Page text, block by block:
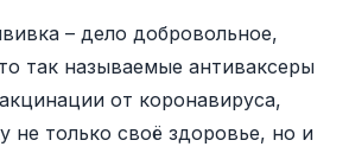
– дело добровольное,
так называемые антиваксеры
от коронавируса,
не только своё здоровье, но и